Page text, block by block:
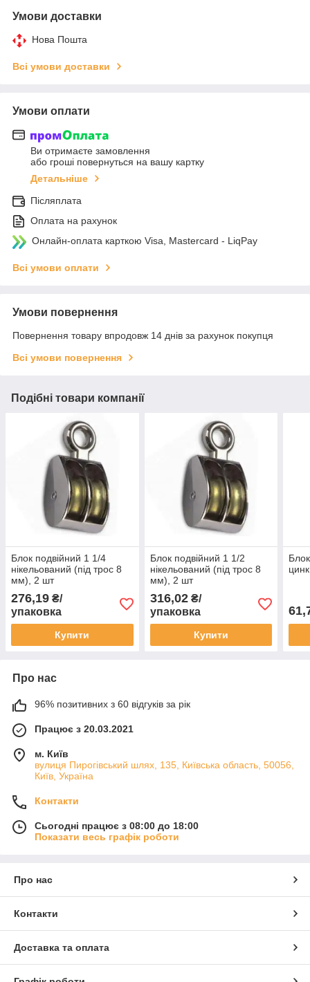
Умови доставки
Нова Пошта
Всі умови доставки
Умови оплати
Ви отримаєте замовлення
або гроші повернуться на вашу картку
Детальніше
Післяплата
Оплата на рахунок
Онлайн-оплата карткою Visa, Mastercard - LiqPay
Всі умови оплати
Умови повернення
Повернення товару впродовж 14 днів за рахунок покупця
Всі умови повернення
Подібні товари компанії
Блок подвійний 1 1/4
нікельований (під трос 8
мм), 2 шт
276,19 ₴/
упаковка
Купити
Блок подвійний 1 1/2
нікельований (під трос 8
мм), 2 шт
316,02₴/
упаковка
Купити
Про нас
96% позитивних з 60 відгуків за рік
Працює з 20.03.2021
м. Київ
вулиця Пирогівський шлях, 135, Київська область, 50056,
Київ, Україна
Контакти
Сьогодні працює з 08:00 до 18:00
Показати весь графік роботи
Про нас
Контакти
Доставка та оплата